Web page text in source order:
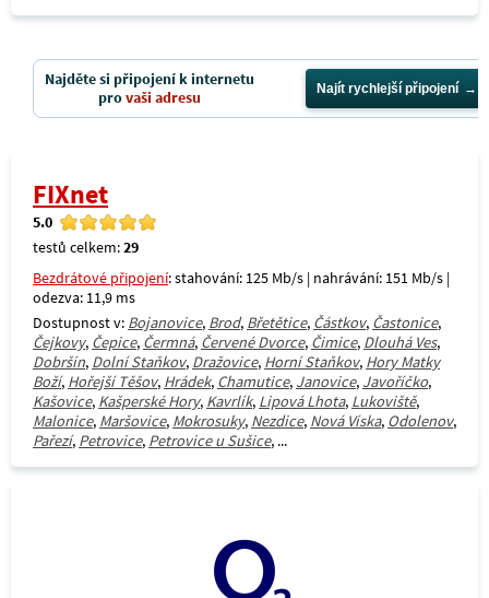
Najděte si připojení k internetu
provaši adresu Najít rychlejší připojení
FIXnet
5.0
testů celkem:29
Bezdrátové připojení: stahování: 125 Mb/s | nahrávání: 151 Mb/s |
odezva: 11,9 ms
Dostupnost v: Bojanovice, Brod, Břetětice, Částkov, Častonice,
Čejkovy, Čepice, Čermná, Červené Dvorce, Čimice, Dlouhá Ves,
Dobršín, Dolní Staňkov, Dražovice, Horní Staňkov, Hory Matky
Boží, Hořejší Těšov, Hrádek, Chamutice, Janovice, Javoříčko,
Kašovice, Kašperské Hory, Kavrlík, Lipová Lhota, Lukoviště,
Malonice, Maršovice, Mokrosuky, Nezdice, Nová Víska, Odolenov,
Pařezí, Petrovice, Petrovice u Sušice, ...